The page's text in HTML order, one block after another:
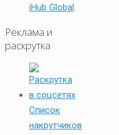
iHub Global
Реклама и
раскрутка
Список
накрутчиков